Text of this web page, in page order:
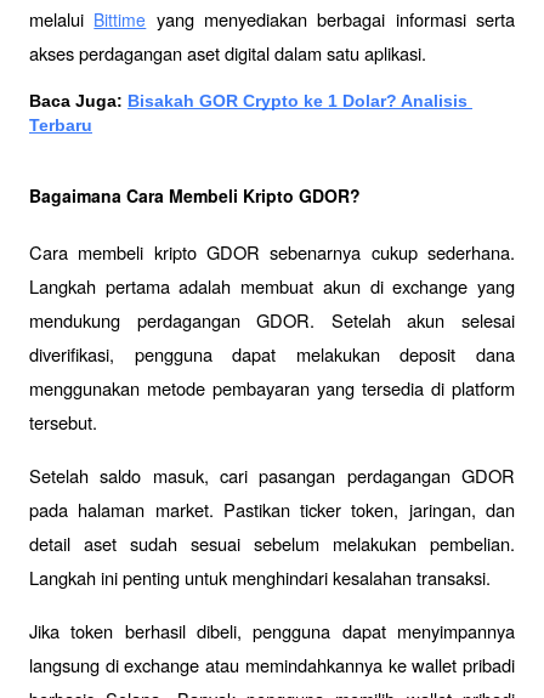
melalui Bittime yang menyediakan berbagai informasi serta
akses perdagangan aset digital dalam satu aplikasi.
Baca Juga: Bisakah GOR Crypto ke 1 Dolar? Analisis
Terbaru
Bagaimana Cara Membeli Kripto GDOR?
Cara membeli kripto GDOR sebenarnya cukup sederhana.
Langkah pertama adalah membuat akun di exchange yang
mendukung perdagangan GDOR. Setelah akun selesai
diverifikasi, pengguna dapat melakukan deposit dana
menggunakan metode pembayaran yang tersedia di platform
tersebut.
Setelah saldo masuk, cari pasangan perdagangan GDOR
pada halaman market. Pastikan ticker token, jaringan, dan
detail aset sudah sesuai sebelum melakukan pembelian.
Langkah ini penting untuk menghindari kesalahan transaksi.
Jika token berhasil dibeli, pengguna dapat menyimpannya
langsung di exchange atau memindahkannya ke wallet pribadi